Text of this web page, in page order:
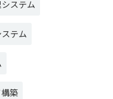
ステム
テム
築